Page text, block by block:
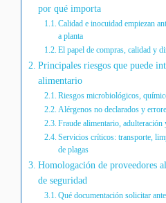
por qué importa
Calidad e inocuidad empiezan
a planta
El papel de compras, calidad y
Principales riesgos que puede
alimentario
Riesgos microbiológicos,
Alérgenos no declarados y
Fraude alimentario, adulteración
Servicios críticos: transporte,
de plagas
Homologación de proveedores
de seguridad
Qué documentación solicitar